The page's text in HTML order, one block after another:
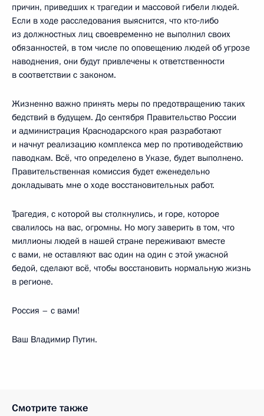
причин, приведших к трагедии и массовой гибели людей.
Если в ходе расследования выяснится, что кто‑либо
из должностных лиц своевременно не выполнил своих
обязанностей, в том числе по оповещению людей об угрозе
наводнения, они будут привлечены к ответственности
в соответствии с законом.
Жизненно важно принять меры по предотвращению таких
бедствий в будущем. До сентября Правительство России
и администрация Краснодарского края разработают
и начнут реализацию комплекса мер по противодействию
паводкам. Всё, что определено в Указе, будет выполнено.
Правительственная комиссия будет еженедельно
докладывать мне о ходе восстановительных работ.
Трагедия, с которой вы столкнулись, и горе, которое
свалилось на вас, огромны. Но могу заверить в том, что
миллионы людей в нашей стране переживают вместе
с вами, не оставляют вас один на один с этой ужасной
бедой, сделают всё, чтобы восстановить нормальную жизнь
в регионе.
Россия – с вами!
Ваш Владимир Путин.
Смотрите также